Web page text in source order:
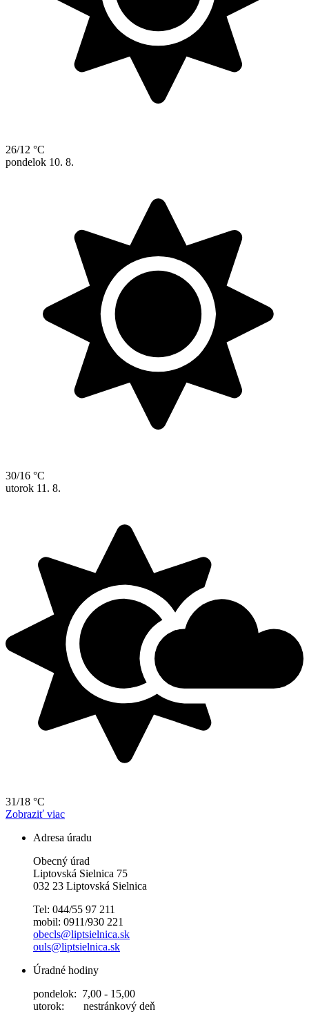
26/12 °C
pondelok 10. 8.
30/16 °C
utorok 11. 8.
31/18 °C
Zobraziť viac
Adresa úradu
Obecný úrad
Liptovská Sielnica 75
032 23 Liptovská Sielnica
Tel: 044/55 97 211
mobil: 0911/930 221
obecls@liptsielnica.sk
ouls@liptsielnica.sk
Úradné hodiny
pondelok: 7,00 - 15,00
utorok: nestránkový deň